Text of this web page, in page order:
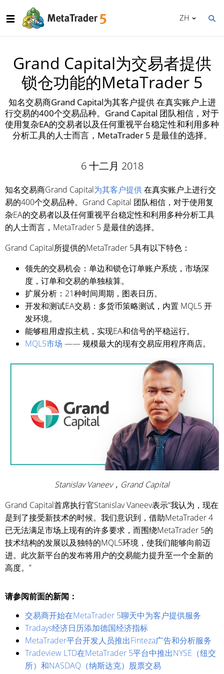
ZH
Grand Capital为交易者提供
锁仓功能的MetaTrader 5
知名交易商Grand Capital为其客户提供 在真实账户上进
行交易的400个交易品种。Grand Capital 团队相信，对于
使用复杂EA的交易者以及任何重视平台稳定性和利用多种
分析工具的人士而言，MetaTrader 5 是最佳的选择。
6 十二月 2018
知名交易商Grand Capital为其客户提供在真实账户上进行交
易的400个交易品种。Grand Capital 团队相信，对于使用复
杂EA的交易者以及任何重视平台稳定性和利用多种分析工具
的人士而言，MetaTrader 5 是最佳的选择。
Grand Capital所提供的MetaTrader 5具有以下特色：
领先的交易机会：单边和锁仓订单账户系统，市场深
度，订单和交易的单独核算。
扩展分析：21种时间周期，图表日历。
开发和测试EA交易：多货币策略测试，内置 MQL5 开
发环境。
能够租用虚拟主机，实现EA和信号的平稳运行。
MQL5市场 —— 规模最大的现有交易应用程序商店。
Stanislav Vaneev，Grand Capital
Grand Capital首席执行官Stanislav Vaneev表示“我认为，现在
是到了接受新技术的时候。我们意识到，借助MetaTrader 4
已无法满足市场上现有的许多要求，而围绕MetaTrader 5的
技术结构的发展以及独特的MQL5环境，使我们能够向前迈
进。此次新平台的发布将用户的交易能力提升至一个全新的
高度。”
请参阅前面的新闻：
交易商开始在MetaTrader 5聊天中为客户提供服务
Tradays经济日历添加德国经济指标
MetaTrader平台开发人员推出Finteza广告和分析服务
Tradeview LTD在MetaTrader 5平台中推出NYSE（纽交
所）和NASDAQ（纳斯达克）股票交易